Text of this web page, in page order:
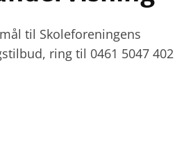
til Skoleforeningens
ring til 0461 5047 402